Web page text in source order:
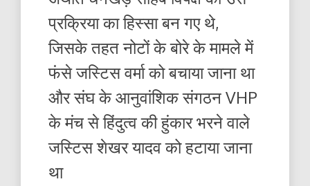
प्रक्रिया का हिस्सा बन गए थे,
जिसके तहत नोटों के बोरे के मामले में
फंसे जस्टिस वर्मा को बचाया जाना था
और संघ के आनुवांशिक संगठन VHP
के मंच से हिंदुत्व की हुंकार भरने वाले
जस्टिस शेखर यादव को हटाया जाना
था